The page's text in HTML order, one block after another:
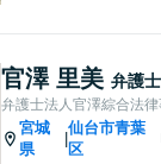
けております。法律
困りの方はお気軽に
ださい。
官澤 里美 弁護士
弁護士法人官澤綜合法
宮城
県
|
仙台市青葉
区